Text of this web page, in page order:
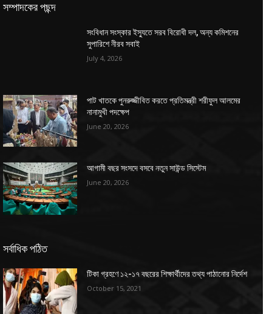
সম্পাদকের পছন্দ
সংবিধান সংস্কার ইস্যুতে সরব বিরোধী দল, অন্য কমিশনের
সুপারিশে নীরব সবাই
July 4, 2026
পাট খাতকে পুনরুজ্জীবিত করতে প্রতিমন্ত্রী শরীফুল আলমের
নানামুখী পদক্ষেপ
June 20, 2026
আগামী বছর সংসদে বসবে নতুন সাউন্ড সিস্টেম
June 20, 2026
সর্বাধিক পঠিত
টিকা গ্রহণে ১২-১৭ বছরের শিক্ষার্থীদের তথ্য পাঠানোর নির্দেশ
October 15, 2021